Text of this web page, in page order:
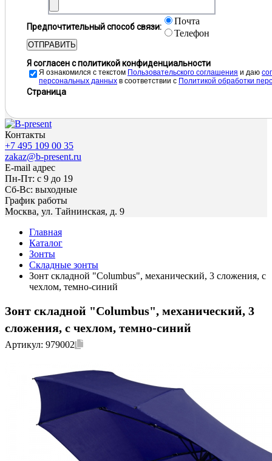
Предпочтительный способ связи:
Почта
Телефон
ОТПРАВИТЬ
Я согласен с политикой конфиденциальности
Я ознакомился с текстом Пользовательского соглашения и даю
персональных данных в соответствии с Политикой обработки
Страница
Контакты
+7 495 109 00 35
zakaz@b-present.ru
E-mail адрес
Пн-Пт: с 9 до 19
Сб-Вс: выходные
График работы
Москва, ул. Тайнинская, д. 9
Главная
Каталог
Зонты
Складные зонты
Зонт складной "Columbus", механический, 3 сложения, с
чехлом, темно-синий
Зонт складной "Columbus", механический, 3
сложения, с чехлом, темно-синий
Артикул: 979002